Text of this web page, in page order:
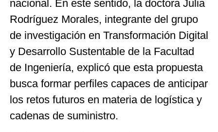
nacional. En este sentido, la doctora Julia
Rodríguez Morales, integrante del grupo
de investigación en Transformación Digital
y Desarrollo Sustentable de la Facultad
de Ingeniería, explicó que esta propuesta
busca formar perfiles capaces de anticipar
los retos futuros en materia de logística y
cadenas de suministro.